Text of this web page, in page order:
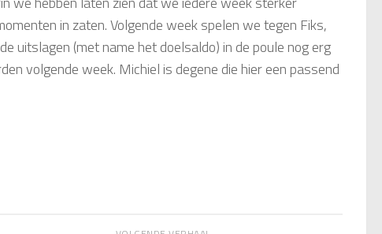
in zaten. Volgende week spelen we tegen Fiks,
uitslagen (met name het doelsaldo) in de poule nog erg
volgende week. Michiel is degene die hier een passend